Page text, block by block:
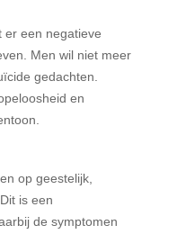
er een negatieve
Men wil niet meer
gedachten.
en
op geestelijk,
is een
de symptomen